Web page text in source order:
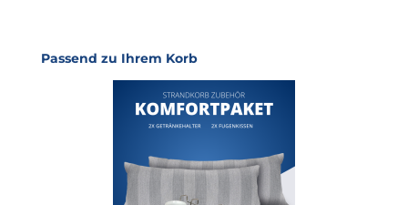
Produktgalerie überspringen
Passend zu Ihrem Korb